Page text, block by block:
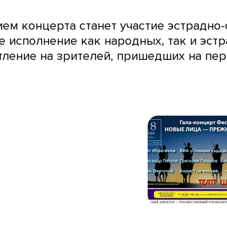
концерта станет участие
исполнение как народных, так и
на зрителей, пришедших на